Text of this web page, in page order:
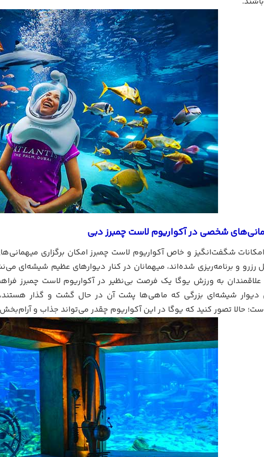
شخصی در آکواریوم لاست چمبرز دبی
شگفت‌انگیز و خاص آکواریوم لاست چمبرز امکان برگزاری
رزرو و برنامه‌ریزی‌ شده‌اند، میهمانان در کنار دیوارهای عظیم شیشه‌ای
به ورزش یوگا یک فرصت بی‌نظیر در آکواریوم لاست چمبرز
شیشه‌ای بزرگی که ماهی‌ها پشت آن در حال گشت و گذار
حالا تصور کنید که یوگا در این آکواریوم چقدر می‌تواند جذاب و